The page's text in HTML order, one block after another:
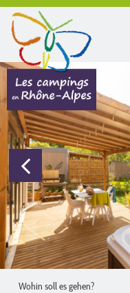
Wohin soll es gehen?